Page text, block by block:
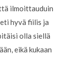
ilmoittauduin
hyvä fiilis ja
olla siellä
eikä kukaan